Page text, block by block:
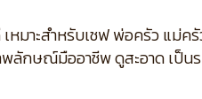
าะสำหรับเชฟ พ่อครัว แม่ครั
ลักษณ์มืออาชีพ ดูสะอาด เป็